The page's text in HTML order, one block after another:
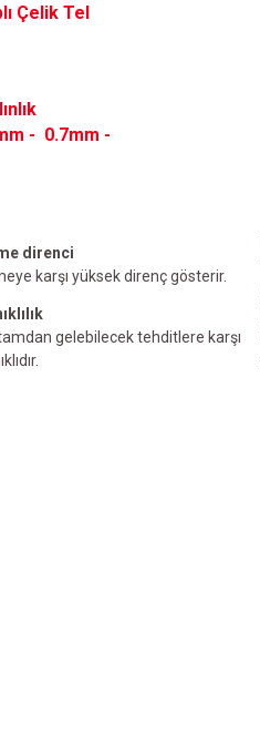
Çelik Tel
- 0.7mm -
direnci
karşı yüksek direnç gösterir.
gelebilecek tehditlere karşı